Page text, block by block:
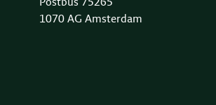
Postbus 75265
1070 AG Amsterdam